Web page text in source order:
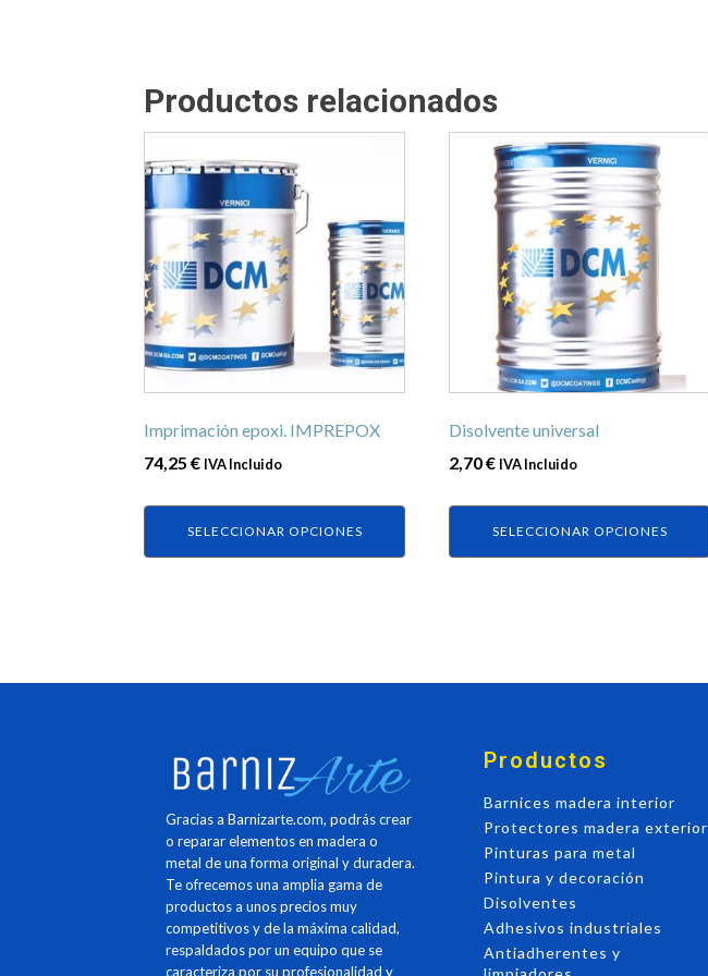
Productos relacionados
Imprimación epoxi. IMPREPOX
74,25 € IVA Incluido
SELECCIONAR OPCIONES
producto
tiene
múltiples
variantes.
Las
opciones
se
pueden
elegir
la
página
producto
Disolvente universal
2,70€ IVA Incluido
SELECCIONAR OPCIONES
producto
variantes.
opciones
pueden
elegir
la
página
producto
Gracias a Barnizarte.com, podrás crear
o reparar elementos en madera o
metal de una forma original y duradera.
Te ofrecemos una amplia gama de
productos a unos precios muy
competitivos y de la máxima calidad,
respaldados por un equipo que se
caracteriza por su profesionalidad y
Productos
Barnices madera interior
Protectores madera exterior
Pinturas para metal
Pintura y decoración
Disolventes
Adhesivos industriales
Antiadherentes y